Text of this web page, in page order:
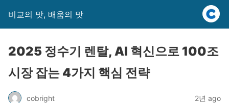
비교의 맛, 배움의 맛
2025 정수기 렌탈, AI 혁신으로 100조
시장 잡는 4가지 핵심 전략
cobright 2년 ago